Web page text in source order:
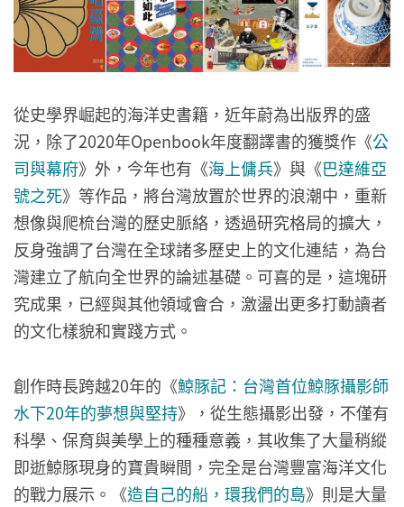
從史學界崛起的海洋史書籍，近年蔚為出版界的盛
況，除了2020年Openbook年度翻譯書的獲獎作《公
司與幕府》外，今年也有《海上傭兵》與《巴達維亞
號之死》等作品，將台灣放置於世界的浪潮中，重新
想像與爬梳台灣的歷史脈絡，透過研究格局的擴大，
反身強調了台灣在全球諸多歷史上的文化連結，為台
灣建立了航向全世界的論述基礎。可喜的是，這塊研
究成果，已經與其他領域會合，激盪出更多打動讀者
的文化樣貌和實踐方式。
創作時長跨越20年的《鯨豚記：台灣首位鯨豚攝影師
水下20年的夢想與堅持》，從生態攝影出發，不僅有
科學、保育與美學上的種種意義，其收集了大量稍縱
即逝鯨豚現身的寶貴瞬間，完全是台灣豐富海洋文化
的戰力展示。《造自己的船，環我們的島》則是大量